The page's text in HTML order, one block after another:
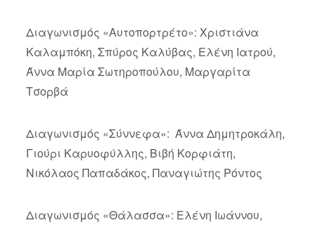
Διαγωνισμός «Αυτοπορτρέτο»: Χριστιάνα
Καλαμπόκη, Σπύρος Καλύβας, Ελένη Ιατρού,
Άννα Μαρία Σωτηροπούλου, Μαργαρίτα
Τσορβά
Διαγωνισμός «Σύννεφα»: Άννα Δημητροκάλη,
Γιούρι Καρυοφύλλης, Βιβή Κορφιάτη,
Νικόλαος Παπαδάκος, Παναγιώτης Ρόντος
Διαγωνισμός «Θάλασσα»: Ελένη Ιωάννου,